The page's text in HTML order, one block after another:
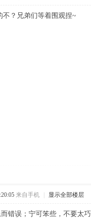
？兄弟们等着围观捏~
来自手机 显示全部楼层
错误；宁可笨些，不要太巧